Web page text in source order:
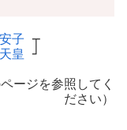
子 ┬
皇 ┘
ージを参照してく
ださい）